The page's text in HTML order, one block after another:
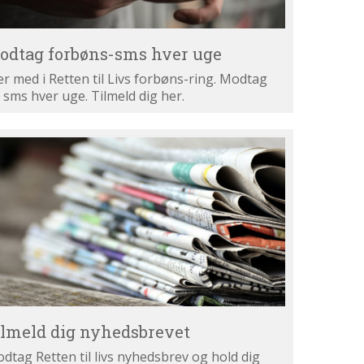
forbøns-sms hver uge
med i Retten til Livs forbøns-ring. Modtag
sms hver uge. Tilmeld dig her.
dig nyhedsbrevet
Retten til livs nyhedsbrev og hold dig